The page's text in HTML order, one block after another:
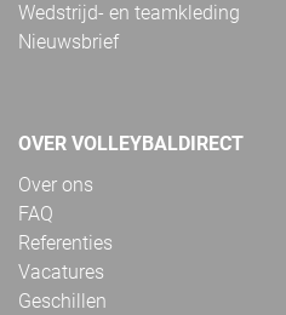
Wedstrijd- en teamkleding
Nieuwsbrief
OVER VOLLEYBALDIRECT
Over ons
FAQ
Referenties
Vacatures
Geschillen